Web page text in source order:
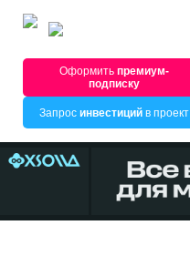
Оформитьпремиум-
подписку
Запрос инвестицийв проект